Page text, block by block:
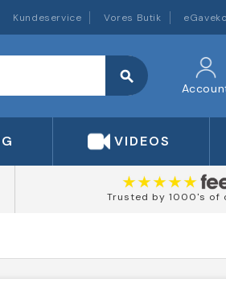
Kundeservice Vores Butik
search
VIDEOS
Trusted by 1000's of